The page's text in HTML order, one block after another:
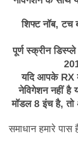
शिफ्ट नॉब, टच
पूर्ण स्क्रीन
यदि आपके RX
नेविगेशन नहीं है
मॉडल 8 इंच है,
समाधान हमारे पास